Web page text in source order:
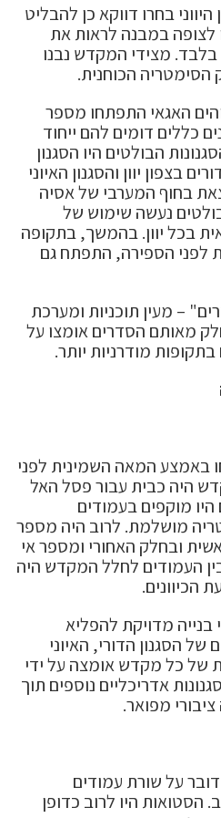
בחרו דווקא כן להבליט
במבנה לראות את
מצידי המקדש נבנו
הסימטריה הכוחנית.
והים האגאי התפתחו מספר
כללים דומים להם ייחוד
הבולטים היו הסגנון
בצפון יוון והסגנון האיוני
בחוף המערבי של אסיה
נעשה שימוש של
בכל יוון. בהמשך, בתקופה
לפני הספירה, התפתח גם
– מעין תוכניות ומערכת
מאותם הסדרים אומצו על
בתקופות מודרניות יותר.
באמצע המאה השמינית לפני
היה כבית עבור פסל האל
מוקפים בעמודים
מושלמת. לרוב היה מספר
ובחלק האחורי ומספר אי
העמודים לחלל המקדש היה
הכיוונים.
מדויקת להפליא
הסגנון הדורי, האיוני
של כל מקדש אומצה על ידי
אדריכליים נוספים תוך
מפואר.
על שורת עמודים
היו לרוב כדופן